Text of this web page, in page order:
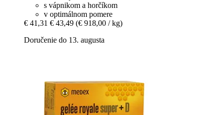
s vápnikom a horčíkom
v optimálnom pomere
€ 41,31 € 43,49 (€ 918,00 / kg)
Doručenie do 13. augusta